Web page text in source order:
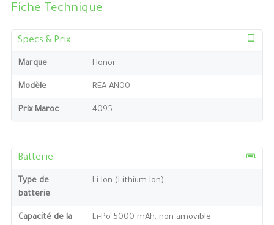
Fiche Technique
Specs & Prix
Marque Honor
Modèle REA-AN00
Prix Maroc 4095
Batterie
Type de
batterie
Li-Ion (Lithium Ion)
Capacité de la
Li-Po 5000 mAh, non amovible